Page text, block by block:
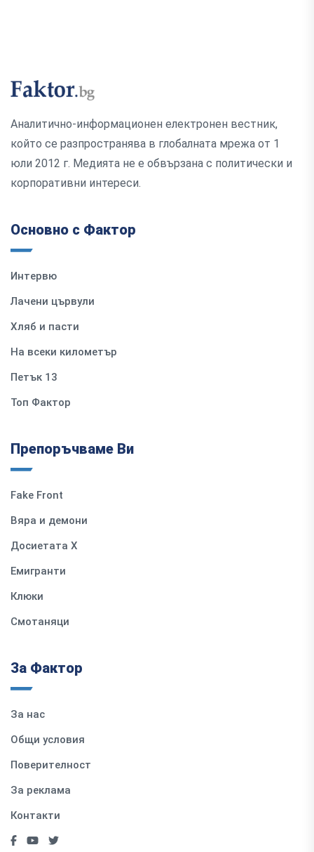
Аналитично-информационен електронен вестник,
който се разпространява в глобалната мрежа от 1
юли 2012 г. Медията не е обвързана с политически и
корпоративни интереси.
Основно с Фактор
Интервю
Лачени цървули
Хляб и пасти
На всеки километър
Петък 13
Топ Фактор
Препоръчваме Ви
Fake Front
Вяра и демони
Досиетата Х
Емигранти
Клюки
Смотаняци
За Фактор
За нас
Общи условия
Поверителност
За реклама
Контакти